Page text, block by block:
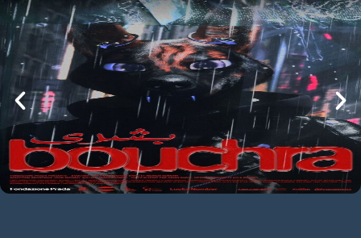
Le Vertige
Le Vertige Bande-annonce VF
BOUCHRA
mer 05/08
21h00